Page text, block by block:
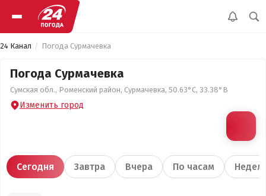
24 Канал Погода Сурмачевка
Погода Сурмачевка
Сумская обл., Роменский район, Сурмачевка, 50.63°С, 33.38°В
Изменить город
Сегодня Завтра Вчера По часам